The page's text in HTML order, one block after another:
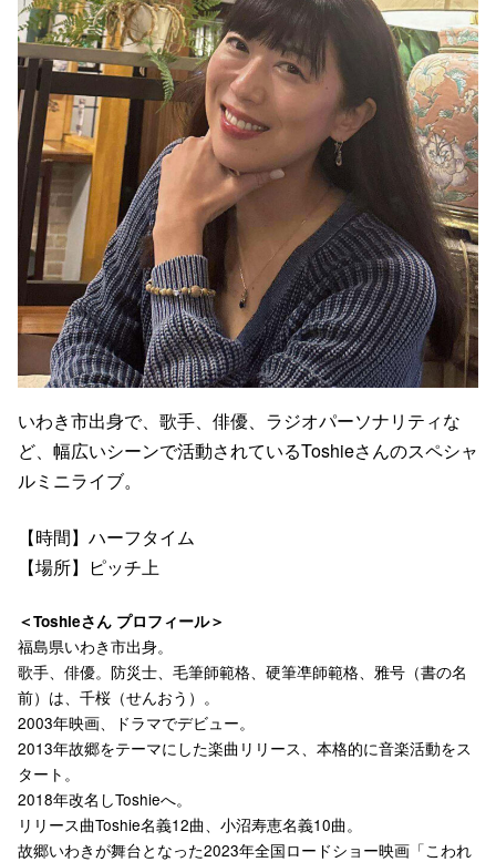
いわき市出身で、歌手、俳優、ラジオパーソナリティな
ど、幅広いシーンで活動されているToshieさんのスペシャ
ルミニライブ。
【時間】ハーフタイム
【場所】ピッチ上
＜Toshieさん プロフィール＞
福島県いわき市出身。
歌手、俳優。防災士、毛筆師範格、硬筆凖師範格、雅号（書の名
前）は、千桜（せんおう）。
2003年映画、ドラマでデビュー。
2013年故郷をテーマにした楽曲リリース、本格的に音楽活動をス
タート。
2018年改名しToshieへ。
リリース曲Toshie名義12曲、小沼寿恵名義10曲。
故郷いわきが舞台となった2023年全国ロードショー映画「こわれ